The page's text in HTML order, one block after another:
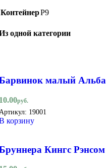
КонтейнерР9
одной категории
малый Альба
руб.
19001
корзину
Кингс Рэнсом